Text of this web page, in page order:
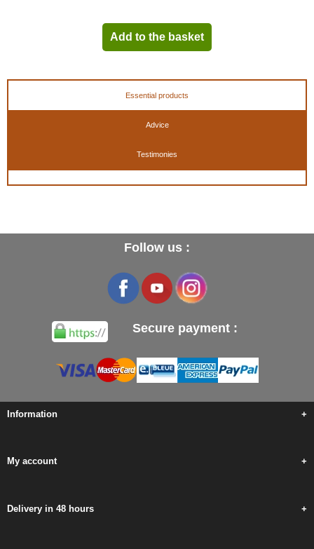
Add to the basket
Essential products
Advice
Testimonies
Follow us :
Secure payment :
Information +
My account +
Delivery in 48 hours +